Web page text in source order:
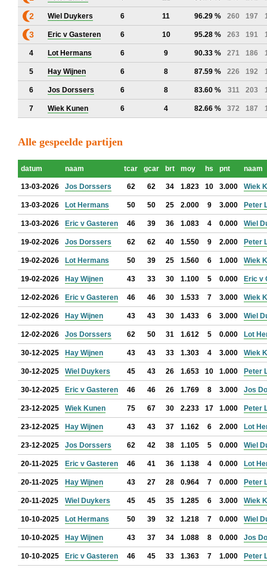
2 Wiel Duykers 6 11 96.29 % 260 197
3 Eric v Gasteren 6 10 95.28 % 263 191
4 Lot Hermans 6 9 90.33 % 271 186
5 Hay Wijnen 6 8 87.59 % 226 192
6 Jos Dorssers 6 8 83.60 % 311 203
7 Wiek Kunen 6 4 82.66 % 372 187
Alle gespeelde partijen
datum naam tcar gcar brt moy hs pnt naam
13-03-2026 Jos Dorssers 62 62 34 1.823 10 3.000 Wiek
13-03-2026 Lot Hermans 50 50 25 2.000 9 3.000 Peter
13-03-2026 Eric v Gasteren 46 39 36 1.083 4 0.000 Wiel
19-02-2026 Jos Dorssers 62 62 40 1.550 9 2.000 Peter
19-02-2026 Lot Hermans 50 39 25 1.560 6 1.000 Wiek
19-02-2026 Hay Wijnen 43 33 30 1.100 5 0.000 Eric v
12-02-2026 Eric v Gasteren 46 46 30 1.533 7 3.000 Wiek
12-02-2026 Hay Wijnen 43 43 30 1.433 6 3.000 Wiel
12-02-2026 Jos Dorssers 62 50 31 1.612 5 0.000 Lot
30-12-2025 Hay Wijnen 43 43 33 1.303 4 3.000 Wiek
30-12-2025 Wiel Duykers 45 43 26 1.653 10 1.000 Peter
30-12-2025 Eric v Gasteren 46 46 26 1.769 8 3.000 Jos
23-12-2025 Wiek Kunen 75 67 30 2.233 17 1.000 Peter
23-12-2025 Hay Wijnen 43 43 37 1.162 6 2.000 Lot
23-12-2025 Jos Dorssers 62 42 38 1.105 5 0.000 Wiel
20-11-2025 Eric v Gasteren 46 41 36 1.138 4 0.000 Lot
20-11-2025 Hay Wijnen 43 27 28 0.964 7 0.000 Peter
20-11-2025 Wiel Duykers 45 45 35 1.285 6 3.000 Wiek
10-10-2025 Lot Hermans 50 39 32 1.218 7 0.000 Wiel
10-10-2025 Hay Wijnen 43 37 34 1.088 8 0.000 Jos
10-10-2025 Eric v Gasteren 46 45 33 1.363 7 1.000 Peter